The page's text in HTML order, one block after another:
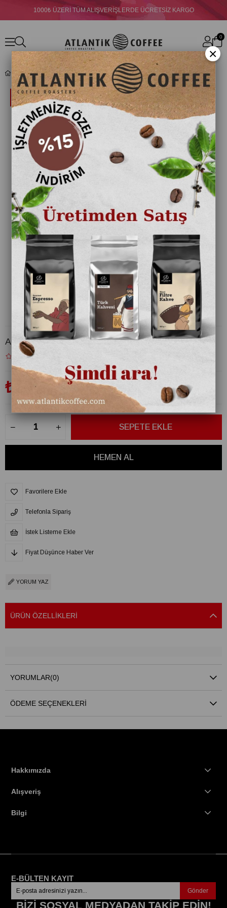
1000₺ ÜZERİ TÜM ALIŞVERİŞLERDE ÜCRETSİZ KARGO
0
Atlantik Nane Limon Çayı 250 gr
Atlantik Nane Limon Çayı 250 gr
₺175,00
Favorilere Ekle
Telefonla Sipariş
İstek Listeme Ekle
Fiyat Düşünce Haber Ver
YORUM YAZ
ÜRÜN ÖZELLIKLERI
YORUMLAR(0)
ÖDEME SEÇENEKLERI
Hakkımızda
Alışveriş
Bilgi
E-BÜLTEN KAYIT
Gönder
BİZİ SOSYAL MEDYADAN TAKİP EDİN!
×